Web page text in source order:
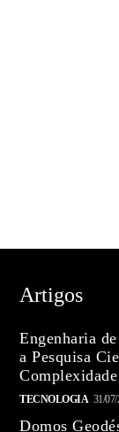
Artigos
Engenharia
a Pesquisa
Complexidade
TECNOLOGIA 31/
Domos